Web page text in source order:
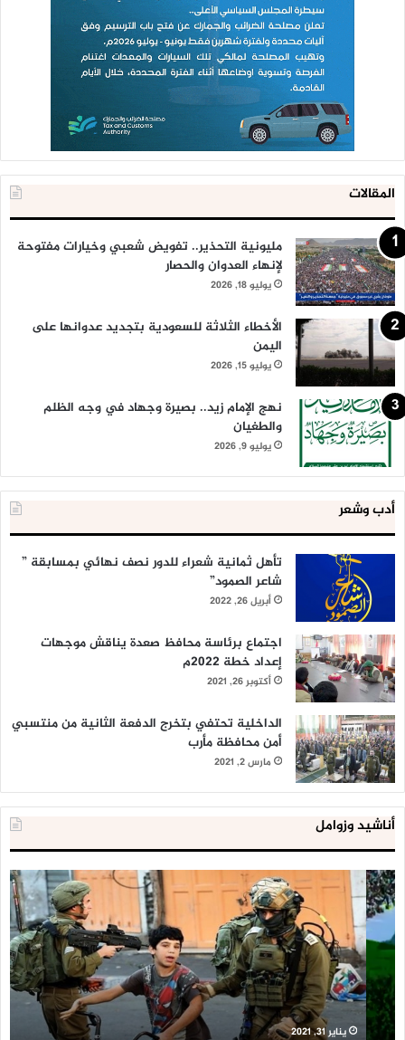
المقالات
مليونية التحذير.. تفويض شعبي وخيارات مفتوحة
لإنهاء العدوان والحصار
يوليو 18, 2026
الأخطاء الثلاثة للسعودية بتجديد عدوانها على
اليمن
يوليو 15, 2026
نهج الإمام زيد.. بصيرة وجهاد في وجه الظلم
والطغيان
يوليو 9, 2026
أدب وشعر
تأهل ثمانية شعراء للدور نصف نهائي بمسابقة ”
شاعر الصمود”
أبريل 26, 2022
اجتماع برئاسة محافظ صعدة يناقش موجهات
إعداد خطة 2022م
أكتوبر 26, 2021
الداخلية تحتفي بتخرج الدفعة الثانية من منتسبي
أمن محافظة مأرب
مارس 2, 2021
أناشيد وزوامل
العدو
الإسرائيلي
اعتقل
543
طفلا
فلسطينيا
خلال
2020
يناير 31, 2021